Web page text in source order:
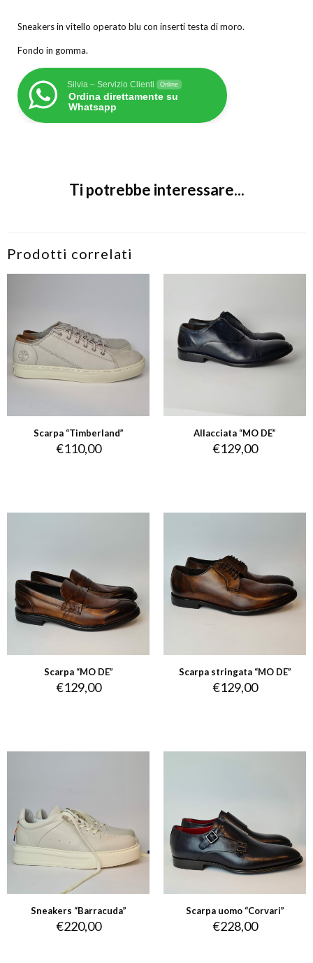
Sneakers in vitello operato blu con inserti testa di moro.
Fondo in gomma.
Silvia – Servizio Clienti Online
Ordina direttamente su
Whatsapp
Ti potrebbe interessare...
Prodotti correlati
Scarpa “Timberland”
€110,00
Allacciata “MO DE”
€129,00
Scarpa “MO DE”
€129,00
Scarpa stringata “MO DE”
€129,00
Sneakers “Barracuda”
€220,00
Scarpa uomo “Corvari”
€228,00